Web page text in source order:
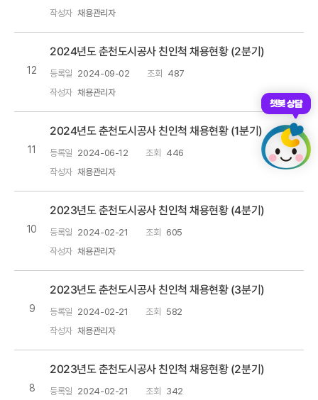
작성자 채용관리자
12
2024년도 춘천도시공사 친인척 채용현황 (2분기)
등록일 2024-09-02 조회 487
작성자 채용관리자
11
2024년도 춘천도시공사 친인척 채용현황 (1분기)
등록일 2024-06-12 조회 446
작성자 채용관리자
10
2023년도 춘천도시공사 친인척 채용현황 (4분기)
등록일 2024-02-21 조회 605
작성자 채용관리자
9
2023년도 춘천도시공사 친인척 채용현황 (3분기)
등록일 2024-02-21 조회 582
작성자 채용관리자
8
2023년도 춘천도시공사 친인척 채용현황 (2분기)
등록일 2024-02-21 조회 342
챗봇 상담